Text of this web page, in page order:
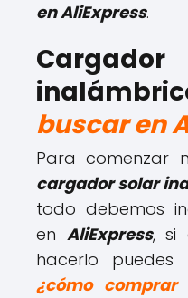
en AliExpress.
buscar en
Para comenzar
cargador solar
todo debemos
en AliExpress, si
hacerlo puedes
¿cómo comprar